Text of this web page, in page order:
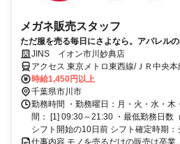
メガネ販売スタッフ
ただ服を売る毎日にさよなら。アパレル
ノの「専門技術職」へ。
JINS イオン市川妙典店
アクセス 東京メトロ東西線/ＪＲ中央
メトロ東西線/ＪＲ中央本線 行徳徒歩約
り徒歩約3分
時給1,450円以上
千葉県市川市
勤務時間 ・勤務曜日：月・火・水・木
間： [1] 09:30～21:30 ・最低勤務日数
シフト開始の10日前 シフト確定時期：
仕事内容 モノを売るだけの販売は卒業